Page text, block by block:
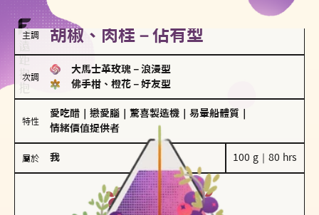
主調 胡椒、肉桂－佔有型
次調
大馬士革玫瑰 － 浪漫型
佛手柑、橙花 － 好友型
特性
愛吃醋 戀愛腦 驚喜製造機 易暈船體質
情緒價值提供者
屬於 我 100 g｜80 hrs
佔有型
胡椒、肉桂